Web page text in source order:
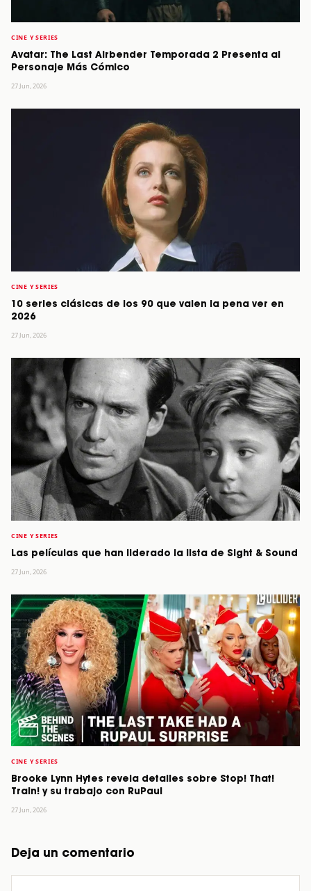
CINE Y SERIES
Avatar: The Last Airbender Temporada 2 Presenta al
Personaje Más Cómico
27 Jun, 2026
CINE Y SERIES
10 series clásicas de los 90 que valen la pena ver en
2026
27 Jun, 2026
CINE Y SERIES
Las películas que han liderado la lista de Sight & Sound
27 Jun, 2026
CINE Y SERIES
Brooke Lynn Hytes revela detalles sobre Stop! That!
Train! y su trabajo con RuPaul
27 Jun, 2026
Deja un comentario
Comentario